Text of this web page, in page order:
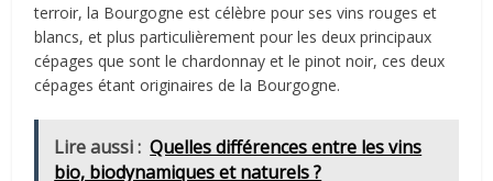
terroir, la Bourgogne est célèbre pour ses vins rouges et
blancs, et plus particulièrement pour les deux principaux
cépages que sont le chardonnay et le pinot noir, ces deux
cépages étant originaires de la Bourgogne.
Lire aussi : Quelles différences entre les vins
bio, biodynamiques et naturels ?